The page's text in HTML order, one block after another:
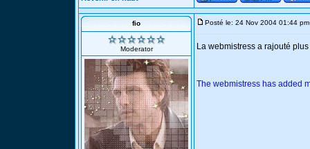
fio
Moderator
Posté le: 24 Nov 2004 01:44 pm
La webmistress a rajouté
The webmistress has added